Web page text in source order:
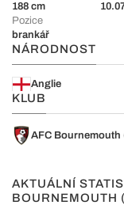
188 cm
Pozice
brankář
NÁRODNOST
Anglie
KLUB
AFC Bournemouth
AKTUÁLNÍ
BOURNEMOUTH